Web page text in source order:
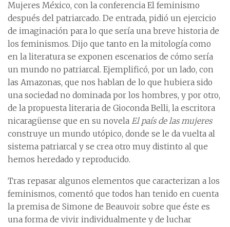
Mujeres México, con la conferencia El feminismo
después del patriarcado. De entrada, pidió un ejercicio
de imaginación para lo que sería una breve historia de
los feminismos. Dijo que tanto en la mitología como
en la literatura se exponen escenarios de cómo sería
un mundo no patriarcal. Ejemplificó, por un lado, con
las Amazonas, que nos hablan de lo que hubiera sido
una sociedad no dominada por los hombres, y por otro,
de la propuesta literaria de Gioconda Belli, la escritora
nicaragüense que en su novela El país de las mujeres
construye un mundo utópico, donde se le da vuelta al
sistema patriarcal y se crea otro muy distinto al que
hemos heredado y reproducido.
Tras repasar algunos elementos que caracterizan a los
feminismos, comentó que todos han tenido en cuenta
la premisa de Simone de Beauvoir sobre que éste es
una forma de vivir individualmente y de luchar